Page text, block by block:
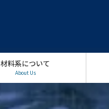
材料系について
About Us